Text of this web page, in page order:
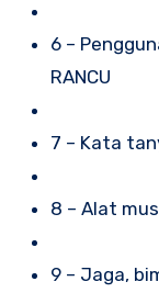
6 –
RANCU
7 – Kata
8 – Alat
9 – Jaga,